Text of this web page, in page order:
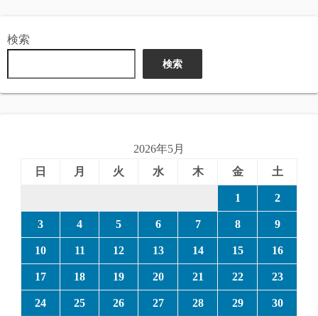
検索
検索
2026年5月
日
月 火 水 木 金 土
1 2
3 4 5 6 7 8 9
10 11 12 13 14 15 16
17 18 19 20 21 22 23
24 25 26 27 28 29 30